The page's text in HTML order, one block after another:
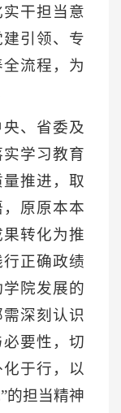
干担当意
引领、专
流程，为
、省委及
学习教育
推进，取
原原本本
转化为推
正确政绩
院发展的
深刻认识
要性，切
于行，以
的担当精神